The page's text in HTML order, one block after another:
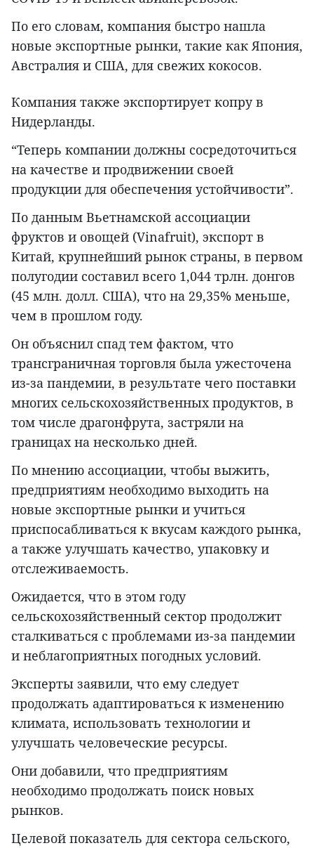
По его словам, компания быстро нашла
новые экспортные рынки, такие как Япония,
Австралия и США, для свежих кокосов.
Компания также экспортирует копру в
Нидерланды.
“Теперь компании должны сосредоточиться
на качестве и продвижении своей
продукции для обеспечения устойчивости”.
По данным Вьетнамской ассоциации
фруктов и овощей (Vinafruit), экспорт в
Китай, крупнейший рынок страны, в первом
полугодии составил всего 1,044 трлн. донгов
(45 млн. долл. США), что на 29,35% меньше,
чем в прошлом году.
Он объяснил спад тем фактом, что
трансграничная торговля была ужесточена
из-за пандемии, в результате чего поставки
многих сельскохозяйственных продуктов, в
том числе драгонфрута, застряли на
границах на несколько дней.
По мнению ассоциации, чтобы выжить,
предприятиям необходимо выходить на
новые экспортные рынки и учиться
приспосабливаться к вкусам каждого рынка,
а также улучшать качество, упаковку и
отслеживаемость.
Ожидается, что в этом году
сельскохозяйственный сектор продолжит
сталкиваться с проблемами из-за пандемии
и неблагоприятных погодных условий.
Эксперты заявили, что ему следует
продолжать адаптироваться к изменению
климата, использовать технологии и
улучшать человеческие ресурсы.
Они добавили, что предприятиям
необходимо продолжать поиск новых
рынков.
Целевой показатель для сектора сельского,